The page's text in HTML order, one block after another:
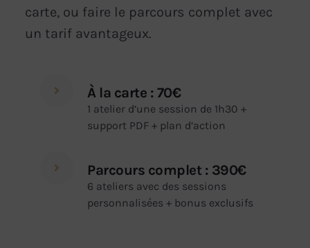
carte, ou faire le parcours complet avec
un tarif avantageux.
À la carte : 70€
1 atelier d’une session de 1h30 +
support PDF + plan d’action
Parcours complet : 390€
6 ateliers avec des sessions
personnalisées + bonus exclusifs